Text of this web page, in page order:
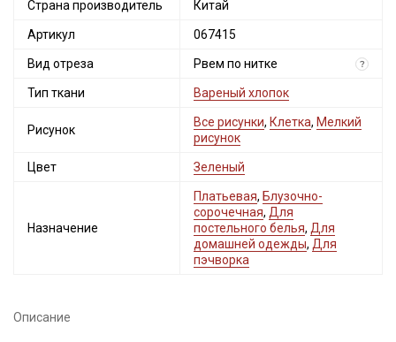
Страна производитель Китай
Артикул 067415
Вид отреза Рвем по нитке ?
Тип ткани Вареный хлопок
Рисунок
Все рисунки, Клетка, Мелкий
рисунок
Цвет Зеленый
Назначение
Платьевая, Блузочно-
сорочечная, Для
постельного белья, Для
домашней одежды, Для
пэчворка
Описание